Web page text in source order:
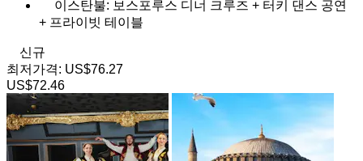
이스탄불: 보스포루스 디너 크루즈 + 터키 댄스 공연
+ 프라이빗 테이블
신규
최저가격: US$76.27
US$72.46